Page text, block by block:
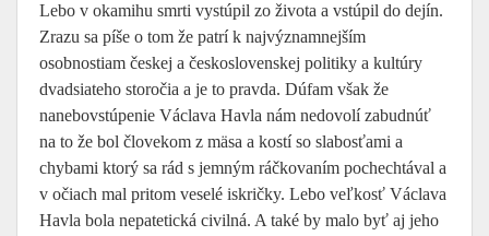
Lebo v okamihu smrti vystúpil zo života a vstúpil do dejín.
Zrazu sa píše o tom že patrí k najvýznamnejším
osobnostiam českej a československej politiky a kultúry
dvadsiateho storočia a je to pravda. Dúfam však že
nanebovstúpenie Václava Havla nám nedovolí zabudnúť
na to že bol človekom z mäsa a kostí so slabosťami a
chybami ktorý sa rád s jemným ráčkovaním pochechtával a
v očiach mal pritom veselé iskričky. Lebo veľkosť Václava
Havla bola nepatetická civilná. A také by malo byť aj jeho